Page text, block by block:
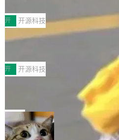
MPComm将作为一种传输引擎接入
ENT，实现零拷贝传输性能提升30%
传输性能最高提升5倍。UCL-
于自研UCL-Engine通信引擎，后续
持续开源更多基于UCL-Engine的高
件。 腾讯网平团队在UCL-
个独立于业务线程的全局通信引擎
型案例入选名单》，深信服“面向企
开源 AI 编程平台 CoStrict 应用”凭
创新与落地成效成功入选。 全链路
助力企业AI研发安全落地 当前，越
经开始引入 AI Coding 工具，通过
型或企业内部部署模型提升研发效
Coding 从个人辅助工具逐步走向团
级应用，企业在规模化落地过程中
可控性和代码质量提出了更高要求
安全与合规要求。对于大多数普通
有云模型能够满足快速试用和效率
开 开源科技
深信服AI算力网关入选工信部人
前不久，工业和信息化部正式发布
智能应用典型案例名单》，集中展
各领域的应用成果，覆盖技术底座
产品应用、支撑保障、专题等五大方
AI算力网关（AI创新平台）成功入
各业的Agent走向规模化建设，算力
渐丰富，用户关注的重点也在发生
让AI用起来，还要进一步看清混合
开 开源科技
Jeff Dean 离开 Google：一个
束，一个实验室的开始
Google 员工编号 20。
Bigtable 作者之一。TensorFlow
Gemini 的架构师。Google 首席科
局